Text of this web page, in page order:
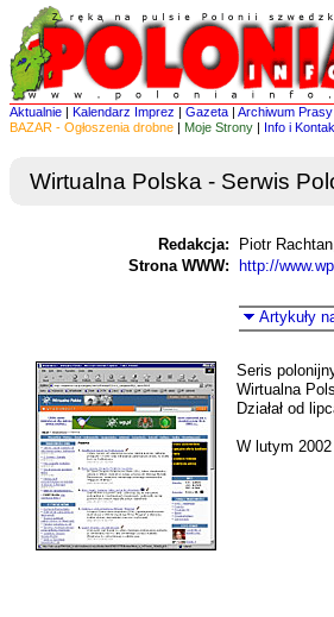
Aktualnie | Kalendarz Imprez | Gazeta | Archiwum Prasy
BAZAR - Ogłoszenia drobne | Moje Strony | Info i
Wirtualna Polska - Serwis
Redakcja:
Piotr
Strona WWW:
http://
Artykuły
Seris
Wirtualna
Działał od
W lutym